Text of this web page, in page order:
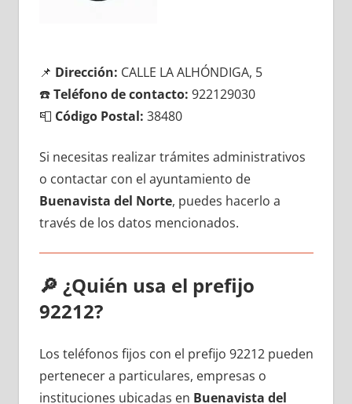
📌 Dirección: CALLE LA ALHÓNDIGA, 5
☎️Teléfono dе contacto: 922129030
📮 Código Postal: 38480
Si necesitas realizar trámites administrativos
ο contactar сοn el ayuntamiento dе
Buenavista del Norte, puedes hacerlo а
través dе los datos mencionados.
🔎 ¿Quién usa el prefijo
92212?
Los teléfonos fijos сοn el prefijo 92212 pueden
pertenecer а particulares, empresas ο
instituciones ubicadas en Buenavista del